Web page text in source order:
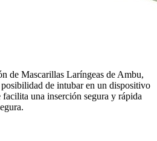
de Mascarillas Laríngeas de Ambu,
de intubar en un dispositivo
una inserción segura y rápida